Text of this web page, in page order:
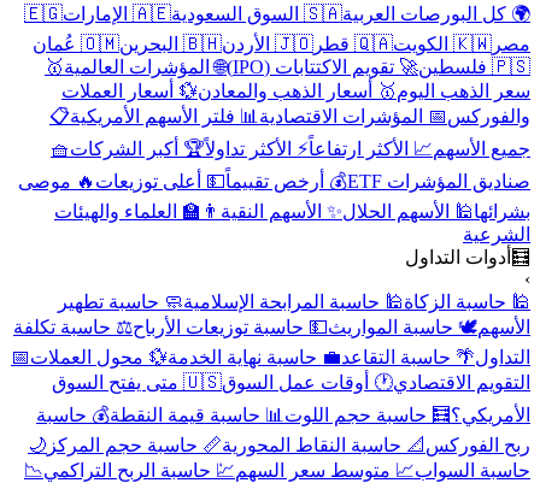
🌍 كل البورصات العربية🇸🇦 السوق السعودية 🇦🇪 الإمارات
🇪🇬
مصر 🇰🇼 الكويت 🇶🇦 قطر 🇯🇴 الأردن 🇧🇭 البحرين
🇴🇲 عُمان
🇵🇸 فلسطين
🚀 تقويم الاكتتابات (IPO) 🌐 المؤشرات العالمية🥇
سعر الذهب اليوم🥇 أسعار الذهب والمعادن💱 أسعار العملات
والفوركس📅 المؤشرات الاقتصادية 📊 فلتر الأسهم الأمريكية📋
جميع الأسهم📈 الأكثر ارتفاعاً⚡ الأكثر تداولاً🏆 أكبر الشركات🧺
صناديق المؤشرات ETF
💰 أرخص تقييماً💵 أعلى توزيعات 🔥 موصى
بشرائها🕌 الأسهم الحلال✨ الأسهم النقية 👨‍🏫 العلماء والهيئات
الشرعية
🧮 أدوات التداول
›
🕌 حاسبة الزكاة🕌 حاسبة المرابحة الإسلامية🧼 حاسبة تطهير
الأسهم🕊️ حاسبة المواريث💵 حاسبة توزيعات الأرباح⚖️ حاسبة تكلفة
التداول🌴 حاسبة التقاعد💼 حاسبة نهاية الخدمة💱 محول العملات📅
التقويم الاقتصادي🕐 أوقات عمل السوق
🇺🇸 متى يفتح السوق
الأمريكي؟🧮 حاسبة حجم اللوت 📊 حاسبة قيمة النقطة💰 حاسبة
ربح الفوركس 📐 حاسبة النقاط المحورية📏 حاسبة حجم المركز 🌙
حاسبة السواب📈 متوسط سعر السهم💹 حاسبة الربح التراكمي📉